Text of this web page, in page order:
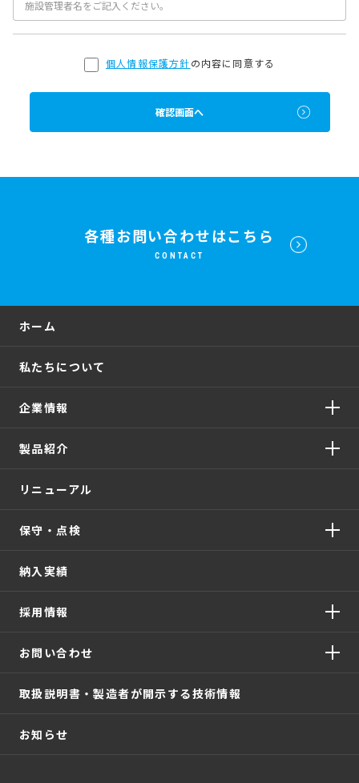
個人情報保護方針の内容に同意する
確認画面へ
各種お問い合わせはこちら
CONTACT
ホーム
私たちについて
企業情報
製品紹介
リニューアル
保守・点検
納入実績
採用情報
お問い合わせ
取扱説明書・製造者が開示する技術情報
お知らせ